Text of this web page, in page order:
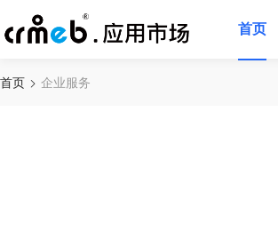
首页
首页 企业服务